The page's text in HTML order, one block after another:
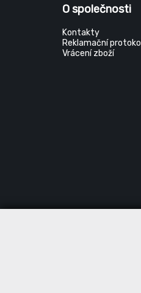
O společnosti
Kontakty
Reklamační protokol
Vrácení zboží